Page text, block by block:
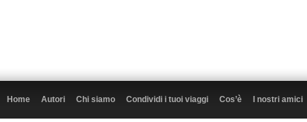
Home Autori Chi siamo Condividi i tuoi viaggi Cos’è I nostri amici